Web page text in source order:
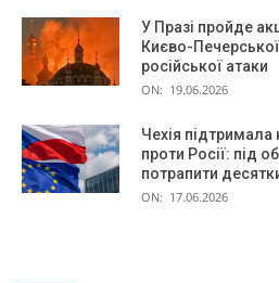
У Празі пройде
Києво-
російської атаки
ON: 19.06.2026
Чехія підтримала
проти Росії: під
потрапити
ON: 17.06.2026